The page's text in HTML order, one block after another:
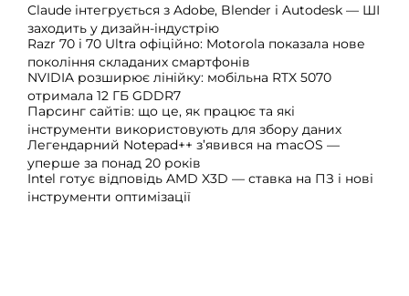
Claude інтегрується з Adobe, Blender і Autodesk — ШІ
заходить у дизайн-індустрію
Razr 70 і 70 Ultra офіційно: Motorola показала нове
покоління складаних смартфонів
NVIDIA розширює лінійку: мобільна RTX 5070
отримала 12 ГБ GDDR7
Парсинг сайтів: що це, як працює та які
інструменти використовують для збору даних
Легендарний Notepad++ з’явився на macOS —
уперше за понад 20 років
Intel готує відповідь AMD X3D — ставка на ПЗ і нові
інструменти оптимізації